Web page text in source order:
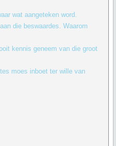
wat aangeteken word.
die beswaardes. Waarom
kennis geneem van die groot
moes inboet ter wille van